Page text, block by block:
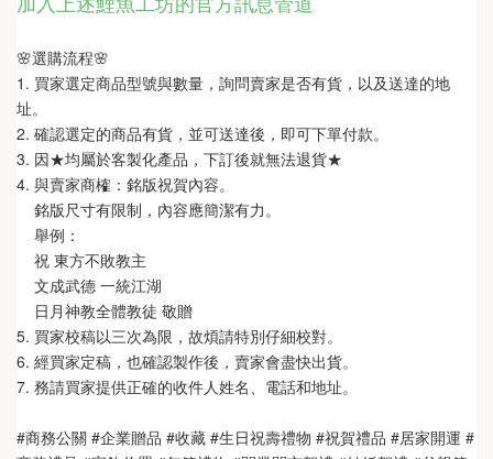
🌸選購流程🌸
1. 買家選定商品型號與數量，詢問賣家是否有貨，以及送達的地
址。
2. 確認選定的商品有貨，並可送達後，即可下單付款。
3. 因★均屬於客製化產品，下訂後就無法退貨★
4. 與賣家商榷：銘版祝賀內容。
銘版尺寸有限制，內容應簡潔有力。
舉例：
祝 東方不敗教主
文成武德 一統江湖
日月神教全體教徒 敬贈
5. 買家校稿以三次為限，故煩請特別仔細校對。
6. 經買家定稿，也確認製作後，賣家會盡快出貨。
7. 務請買家提供正確的收件人姓名、電話和地址。
#商務公關 #企業贈品 #收藏 #生日祝壽禮物 #祝賀禮品 #居家開運 #